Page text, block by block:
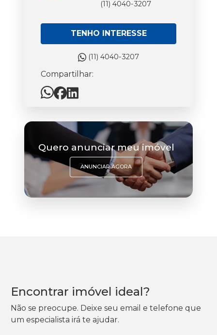
(11) 4040-3207
TENHO INTERESSE
(11) 4040-3207
Compartilhar:
Quero anunciar meu imóvel
ANUNCIAR AGORA
Encontrar imóvel ideal?
Não se preocupe. Deixe seu email e telefone que
um especialista irá te ajudar.